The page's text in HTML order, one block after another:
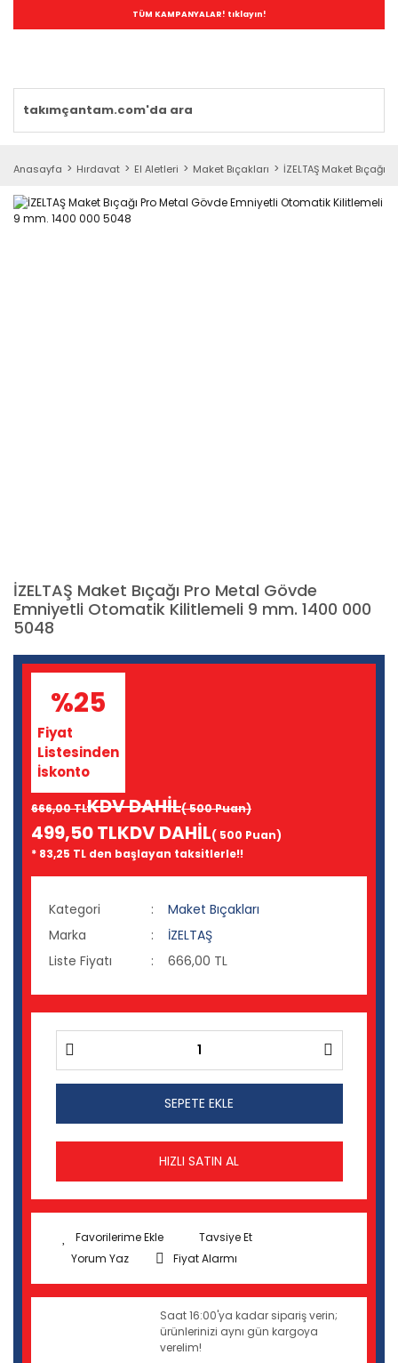
TÜM KAMPANYALAR! tıklayın!
Anasayfa Hırdavat El Aletleri Maket Bıçakları İZELTAŞ Maket
İZELTAŞ Maket Bıçağı Pro Metal Gövde
Emniyetli Otomatik Kilitlemeli 9 mm. 1400 000
5048
%25
Fiyat
Listesinden
İskonto
666,00 TLKDV DAHİL( 500 Puan)
499,50 TLKDV DAHİL( 500 Puan)
* 83,25 TL den başlayan taksitlerle!!
Kategori
Maket Bıçakları
Marka
İZELTAŞ
Liste Fiyatı
666,00 TL
SEPETE EKLE
HIZLI SATIN AL
Tavsiye Et
Yorum Yaz
Fiyat Alarmı
Saat 16:00'ya kadar sipariş verin;
ürünlerinizi aynı gün kargoya
verelim!